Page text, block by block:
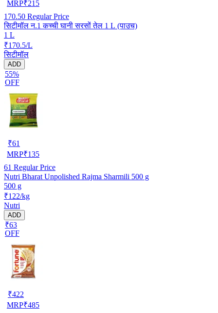
MRP₹215
170.50 Regular Price
सिटीमॉल न.1 कच्ची घानी सरसों तेल 1 L (पाउच)
1 L
₹170.5/L
सिटीमॉल
ADD
55%
OFF
₹61
MRP₹135
61 Regular Price
Nutri Bharat Unpolished Rajma Sharmili 500 g
500 g
₹122/kg
Nutri
ADD
₹63
OFF
₹422
MRP₹485